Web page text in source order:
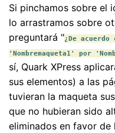
Si pinchamos sobre el
lo arrastramos sobre
preguntará "¿De
'Nombremaqueta1' por
sí, Quark XPress
sus elementos) a las
tuvieran la maqueta
que no hubieran sido
eliminados en favor de